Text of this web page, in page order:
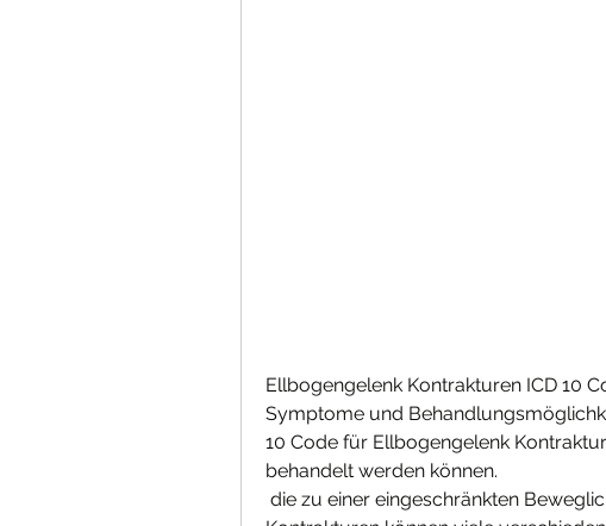
Ellbogengelenk Kontrakturen ICD 10
Symptome und
10 Code für Ellbogengelenk
behandelt werden können.